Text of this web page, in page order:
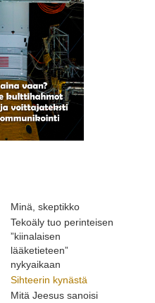
Minä, skeptikko
Tekoäly tuo perinteisen
”kiinalaisen
lääketieteen”
nykyaikaan
Sihteerin kynästä
Mitä Jeesus sanoisi